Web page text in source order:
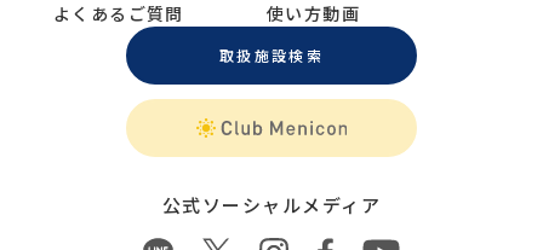
よくあるご質問 使い方動画
取扱施設検索
公式ソーシャルメディア